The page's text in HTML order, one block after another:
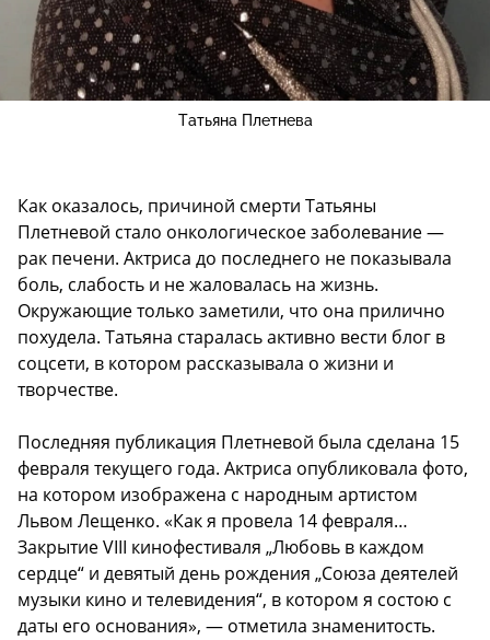
Татьяна Плетнева
Как оказалось, причиной смерти Татьяны
Плетневой стало онкологическое заболевание —
рак печени. Актриса до последнего не показывала
боль, слабость и не жаловалась на жизнь.
Окружающие только заметили, что она прилично
похудела. Татьяна старалась активно вести блог в
соцсети, в котором рассказывала о жизни и
творчестве.
Последняя публикация Плетневой была сделана 15
февраля текущего года. Актриса опубликовала фото,
на котором изображена с народным артистом
Львом Лещенко. «Как я провела 14 февраля…
Закрытие VIII кинофестиваля „Любовь в каждом
сердце“ и девятый день рождения „Союза деятелей
музыки кино и телевидения“, в котором я состою с
даты его основания», — отметила знаменитость.